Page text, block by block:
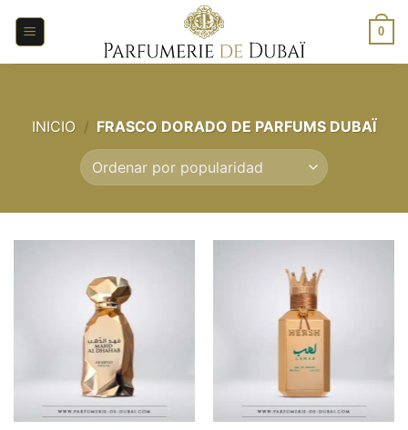
0
INICIO / FRASCO DORADO DE PARFUMS DUBAÏ